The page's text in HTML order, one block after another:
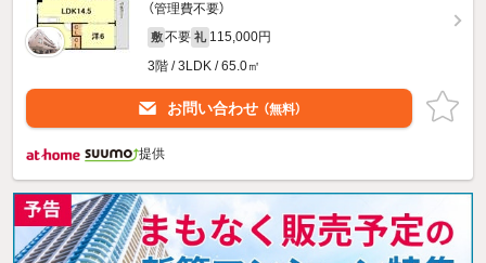
（管理費不要）
敷 不要 礼 115,000円
3階 / 3LDK / 65.0㎡
お問い合わせ （無料）
提供